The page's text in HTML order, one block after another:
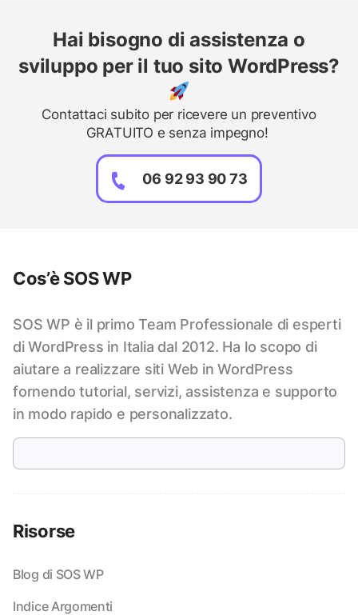
Hai bisogno di assistenza o
sviluppo per il tuo sito WordPress?
Contattaci subito per ricevere un preventivo
GRATUITO e senza impegno!
06 92 93 90 73
Cos’è SOS WP
SOS WP è il primo Team Professionale di esperti
di WordPress in Italia dal 2012. Ha lo scopo di
aiutare a realizzare siti Web in WordPress
fornendo tutorial, servizi, assistenza e supporto
in modo rapido e personalizzato.
Risorse
Blog di SOS WP
Indice Argomenti